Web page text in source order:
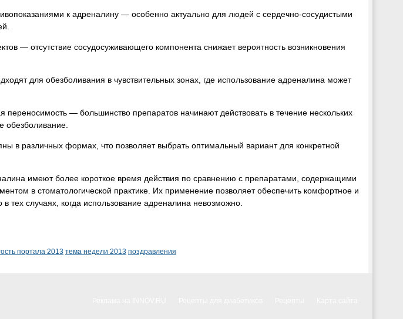
к адреналину — особенно актуально для людей с сердечно-сосудистыми
— отсутствие сосудосуживающего компонента снижает вероятность возникновения
для обезболивания в чувствительных зонах, где использование адреналина может
переносимость — большинство препаратов начинают действовать в течение нескольких
обезболивание.
в различных формах, что позволяет выбрать оптимальный вариант для конкретной
имеют более короткое время действия по сравнению с препаратами, содержащими
в стоматологической практике. Их применение позволяет обеспечить комфортное и
тех случаях, когда использование адреналина невозможно.
портала 2013 тема недели 2013 поздравления